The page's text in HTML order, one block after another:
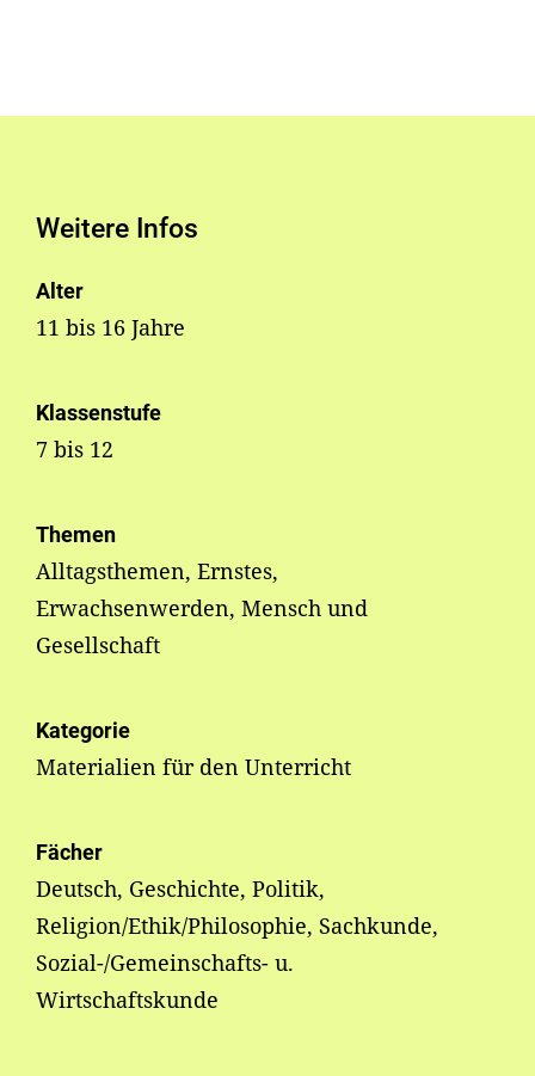
Weitere Infos
Alter
11 bis 16 Jahre
Klassenstufe
7 bis 12
Themen
Alltagsthemen, Ernstes,
Erwachsenwerden, Mensch und
Gesellschaft
Kategorie
Materialien für den Unterricht
Fächer
Deutsch, Geschichte, Politik,
Religion/Ethik/Philosophie, Sachkunde,
Sozial-/Gemeinschafts- u.
Wirtschaftskunde